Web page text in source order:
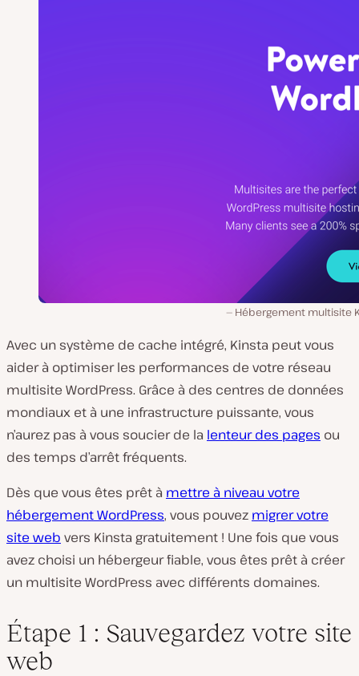
Hébergement multisite
Avec un système de cache intégré, Kinsta peut vous
aider à optimiser les performances de votre réseau
multisite WordPress. Grâce à des centres de données
mondiaux et à une infrastructure puissante, vous
n’aurez pas à vous soucier de la lenteur des pages ou
des temps d’arrêt fréquents.
Dès que vous êtes prêt à mettre à niveau votre
hébergement WordPress, vous pouvez migrer votre
site web vers Kinsta gratuitement ! Une fois que vous
avez choisi un hébergeur fiable, vous êtes prêt à créer
un multisite WordPress avec différents domaines.
Étape 1 : Sauvegardez votre site
web